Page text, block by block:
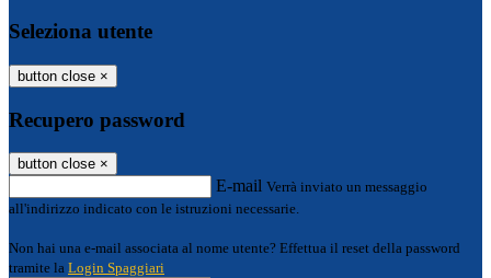
Seleziona utente
button close ×
Recupero password
button close ×
E-mail Verrà inviato un messaggio
all'indirizzo indicato con le istruzioni necessarie.
Non hai una e-mail associata al nome utente? Effettua il reset della password
tramite la Login Spaggiari